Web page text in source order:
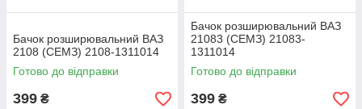
Бачок розширювальний ВАЗ
2108 (СЕМЗ) 2108-1311014
Готово до відправки
399 ₴
Бачок розширювальний ВАЗ
21083 (СЕМЗ) 21083-
1311014
Готово до відправки
399 ₴